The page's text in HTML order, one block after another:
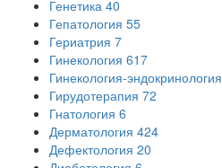
Генетика 40
Гепатология 55
Гериатрия 7
Гинекология 617
Гинекология-эндокринология
Гирудотерапия 72
Гнатология 6
Дерматология 424
Дефектология 20